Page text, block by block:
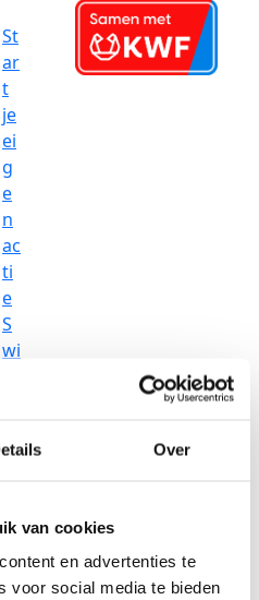
Over
van cookies
en advertenties te
voor social media te bieden
St
ar
t
je
ei
g
e
n
ac
ti
e
S
wi
g
a
n
ce